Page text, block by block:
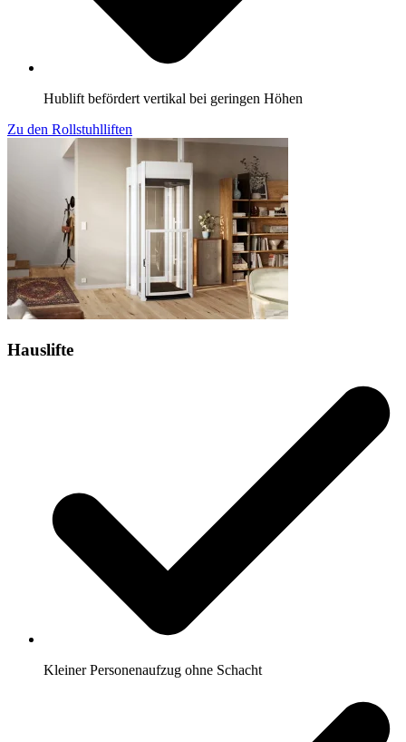
Hublift befördert vertikal bei geringen Höhen
Zu den Rollstuhlliften
Hauslifte
Kleiner Personenaufzug ohne Schacht